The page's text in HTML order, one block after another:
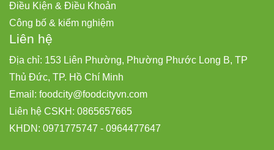
Điều Kiện & Điều Khoản
Công bố & kiểm nghiệm
Liên hệ
Địa chỉ: 153 Liên Phường, Phường Phước Long B, TP
Thủ Đức, TP. Hồ Chí Minh
Email: foodcity@foodcityvn.com
Liên hệ CSKH: 0865657665
KHDN: 0971775747 - 0964477647